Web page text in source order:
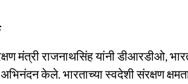
मंत्री राजनाथसिंह यांनी डीआरडीओ,
केले. भारताच्या स्वदेशी संरक्षण